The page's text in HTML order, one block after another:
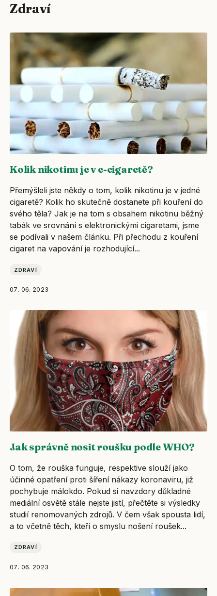
Zdraví
Kolik nikotinu je v e-cigaretě?
Přemýšleli jste někdy o tom, kolik nikotinu je v jedné
cigaretě? Kolik ho skutečně dostanete při kouření do
svého těla? Jak je na tom s obsahem nikotinu běžný
tabák ve srovnání s elektronickými cigaretami, jsme
se podívali v našem článku. Při přechodu z kouření
cigaret na vapování je rozhodující...
ZDRAVÍ
07. 06. 2023
Jak správně nosit roušku podle WHO?
O tom, že rouška funguje, respektive slouží jako
účinné opatření proti šíření nákazy koronaviru, již
pochybuje málokdo. Pokud si navzdory důkladné
mediální osvětě stále nejste jistí, přečtěte si výsledky
studií renomovaných zdrojů. V čem však spousta lidí,
a to včetně těch, kteří o smyslu nošení roušek...
ZDRAVÍ
07. 06. 2023